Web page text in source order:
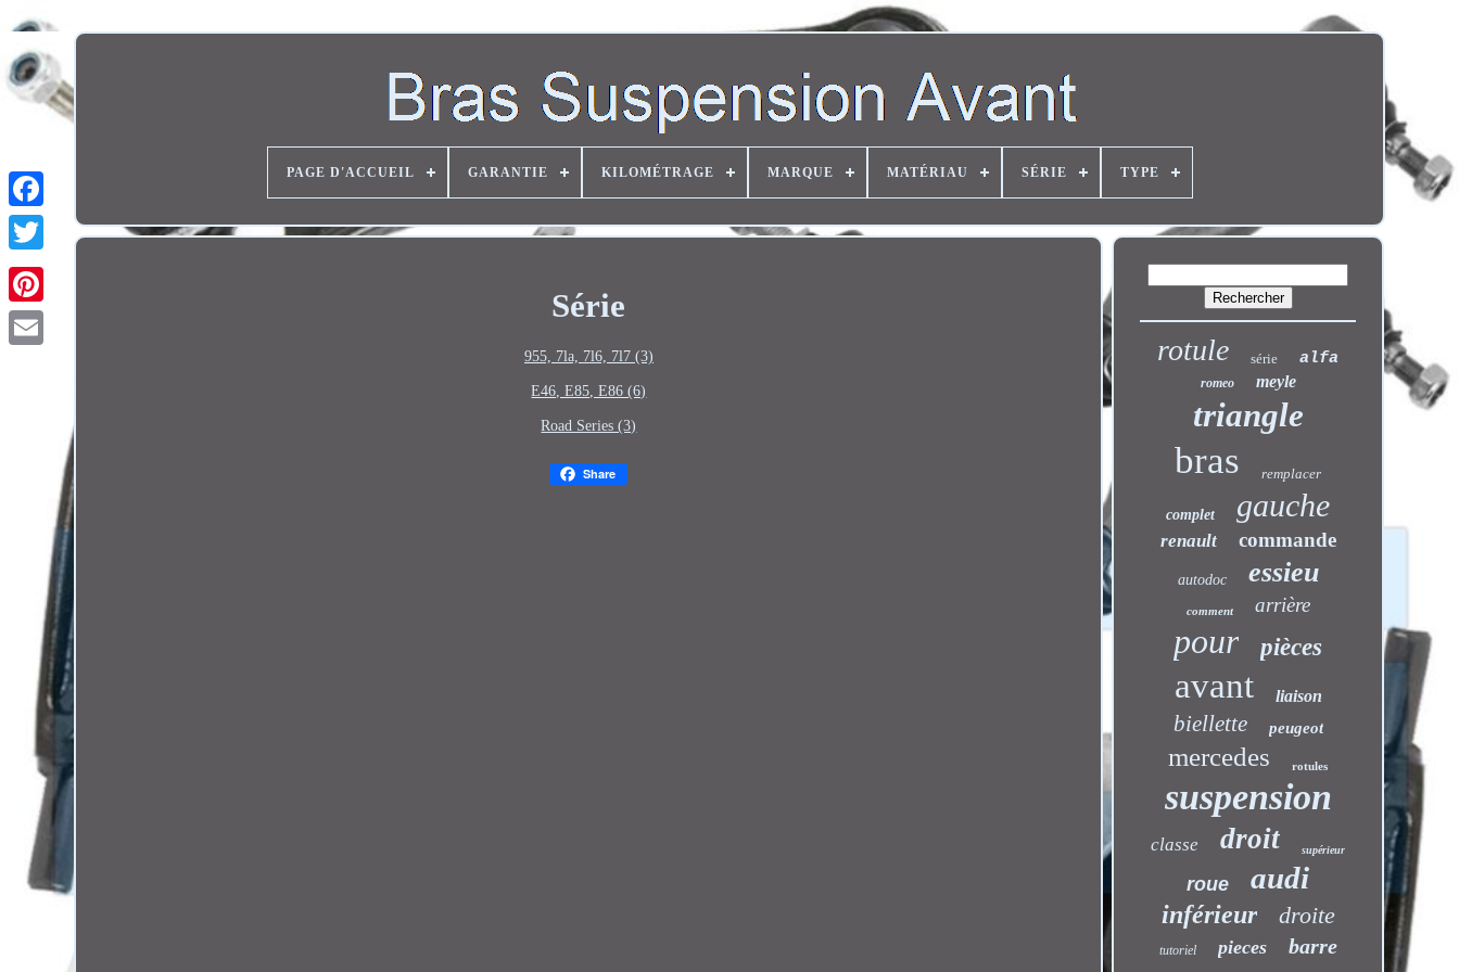
Twitter
PAGE D'ACCUEIL GARANTIE KILOMÉTRAGE MARQUE MATÉRIAU SÉRIE TYPE
Série
955, 7la, 7l6, 7l7 (3)
E46, E85, E86 (6)
Road Series (3)
Share
rotule série alfa
romeo meyle
triangle
bras remplacer
complet gauche
renault commande
autodoc essieu
comment arrière
pour pièces
avant liaison
biellette peugeot
mercedes rotules
suspension
classe droit supérieur
roue audi
inférieur droite
tutoriel pieces barre